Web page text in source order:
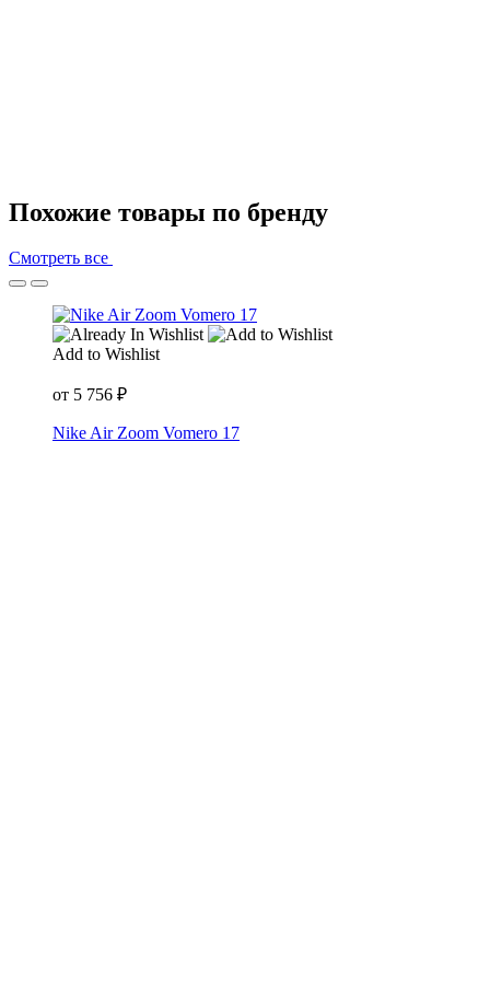
Похожие товары по бренду
Смотреть все
Add to Wishlist
от 5 756 ₽
Nike Air Zoom Vomero 17